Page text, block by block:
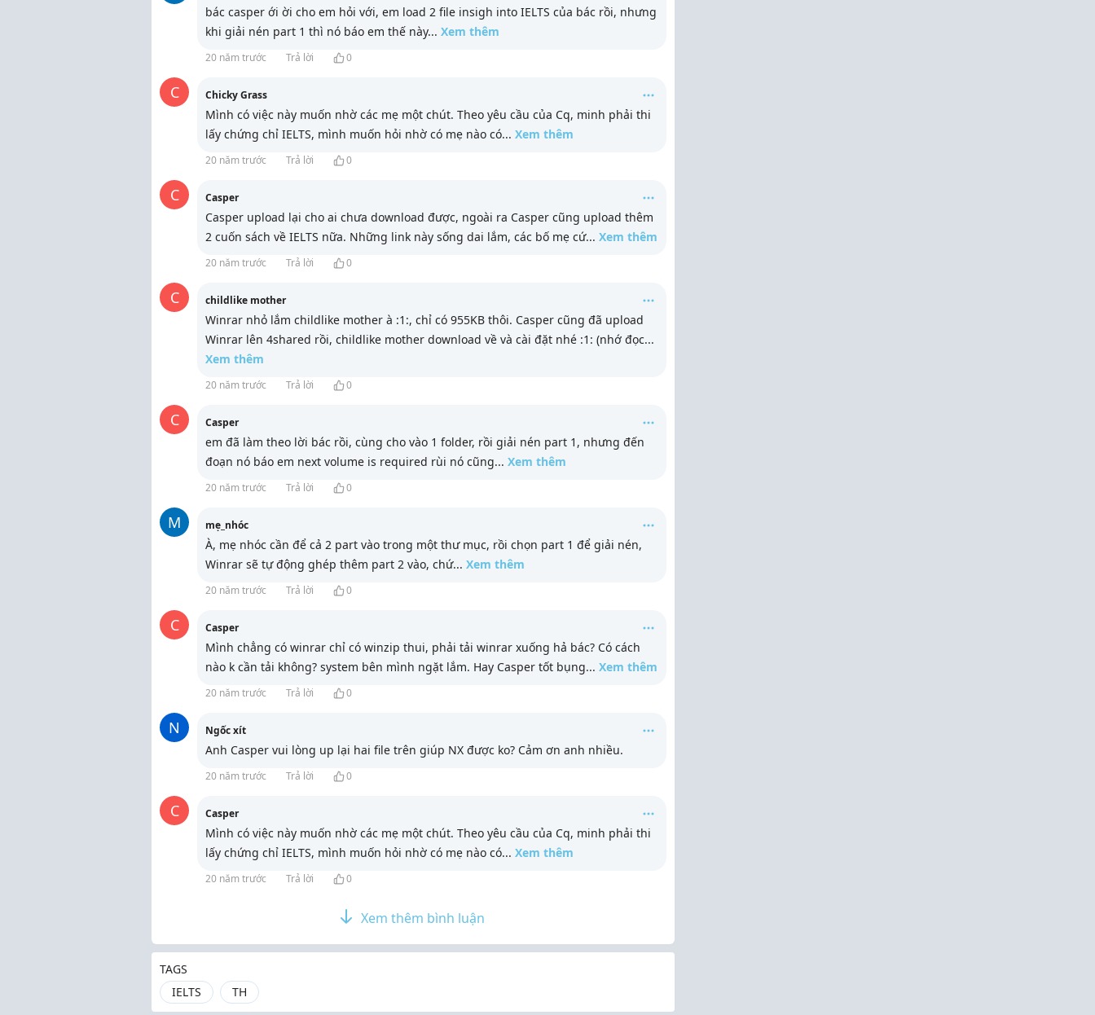
bác casper ới ời cho em hỏi với, em load 2 file insigh into IELTS của bác rồi, nhưng
khi giải nén part 1 thì nó báo em thế này... Xem thêm
20 năm trước Trả lời 0
C Chicky Grass
Mình có việc này muốn nhờ các mẹ một chút. Theo yêu cầu của Cq, minh phải thi
lấy chứng chỉ IELTS, mình muốn hỏi nhờ có mẹ nào có... Xem thêm
20 năm trước Trả lời 0
C Casper
Casper upload lại cho ai chưa download được, ngoài ra Casper cũng upload thêm
2 cuốn sách về IELTS nữa. Những link này sống dai lắm, các bố mẹ cứ... Xem thêm
20 năm trước Trả lời 0
C childlike mother
Winrar nhỏ lắm childlike mother à :1:, chỉ có 955KB thôi. Casper cũng đã upload
Winrar lên 4shared rồi, childlike mother download về và cài đặt nhé :1: (nhớ đọc...
Xem thêm
20 năm trước Trả lời 0
C Casper
em đã làm theo lời bác rồi, cùng cho vào 1 folder, rồi giải nén part 1, nhưng đến
đoạn nó báo em next volume is required rùi nó cũng... Xem thêm
20 năm trước Trả lời 0
M mẹ_nhóc
À, mẹ nhóc cần để cả 2 part vào trong một thư mục, rồi chọn part 1 để giải nén,
Winrar sẽ tự động ghép thêm part 2 vào, chứ... Xem thêm
20 năm trước Trả lời 0
C Casper
Mình chẳng có winrar chỉ có winzip thui, phải tải winrar xuống hả bác? Có cách
nào k cần tải không? system bên mình ngặt lắm. Hay Casper tốt bụng... Xem thêm
20 năm trước Trả lời 0
N Ngốc xít
Anh Casper vui lòng up lại hai file trên giúp NX được ko? Cảm ơn anh nhiều.
20 năm trước Trả lời 0
C Casper
Mình có việc này muốn nhờ các mẹ một chút. Theo yêu cầu của Cq, minh phải thi
lấy chứng chỉ IELTS, mình muốn hỏi nhờ có mẹ nào có... Xem thêm
20 năm trước Trả lời 0
Xem thêm bình luận
TAGS
IELTS
TH